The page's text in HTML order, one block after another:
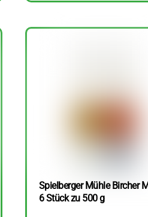
Spielberger Mühle Bircher
6 Stück zu 500 g